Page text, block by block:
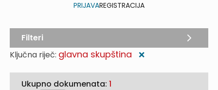
PRIJAVAREGISTRACIJA
Ključna riječ: glavna skupština ❌
Ukupno dokumenata: 1
Filteri